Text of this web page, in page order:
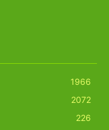
1966
2072
226